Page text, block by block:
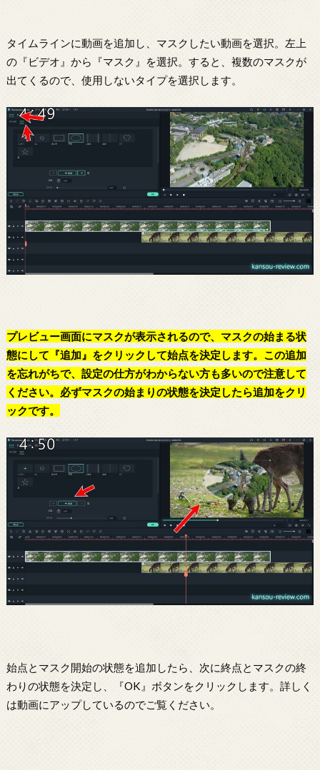
タイムラインに動画を追加し、マスクしたい動画を選択。左上
の『ビデオ』から『マスク』を選択。すると、複数のマスクが
出てくるので、使用しないタイプを選択します。
プレビュー画面にマスクが表示されるので、マスクの始まる状
態にして『追加』をクリックして始点を決定します。この追加
を忘れがちで、設定の仕方がわからない方も多いので注意して
ください。必ずマスクの始まりの状態を決定したら追加をクリ
ックです。
始点とマスク開始の状態を追加したら、次に終点とマスクの終
わりの状態を決定し、『OK』ボタンをクリックします。詳しく
は動画にアップしているのでご覧ください。